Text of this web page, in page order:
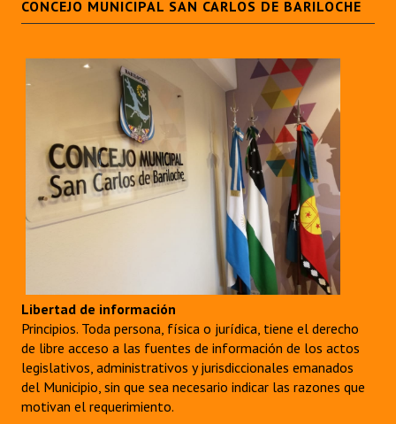
CONCEJO MUNICIPAL SAN CARLOS DE BARILOCHE
Libertad de información
Principios. Toda persona, física o jurídica, tiene el derecho
de libre acceso a las fuentes de información de los actos
legislativos, administrativos y jurisdiccionales emanados
del Municipio, sin que sea necesario indicar las razones que
motivan el requerimiento.